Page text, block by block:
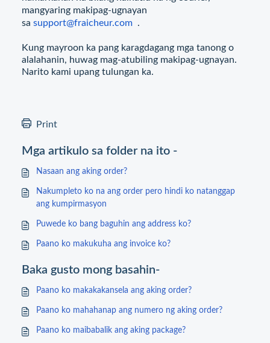
mangyaring makipag-ugnayan
sa support@fraicheur.com .
Kung mayroon ka pang karagdagang mga tanong o
alalahanin, huwag mag-atubiling makipag-ugnayan.
Narito kami upang tulungan ka.
Print
Mga artikulo sa folder na ito -
Nasaan ang aking order?
Nakumpleto ko na ang order pero hindi ko natanggap
ang kumpirmasyon
Puwede ko bang baguhin ang address ko?
Paano ko makukuha ang invoice ko?
Baka gusto mong basahin-
Paano ko makakakansela ang aking order?
Paano ko mahahanap ang numero ng aking order?
Paano ko maibabalik ang aking package?